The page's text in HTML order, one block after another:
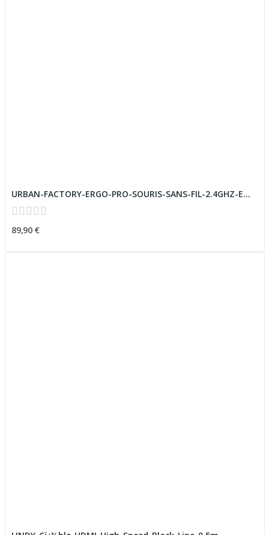
URBAN-FACTORY-ERGO-PRO-SOURIS-SANS-FIL-2.4GHZ-E...
89,90 €